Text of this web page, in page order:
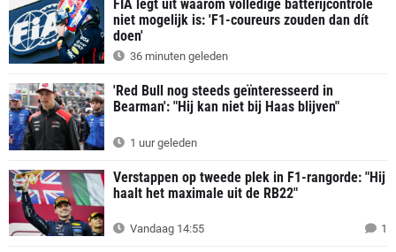
FIA legt uit waarom volledige batterijcontrole
niet mogelijk is: 'F1-coureurs zouden dan dít
doen'
36 minuten geleden
'Red Bull nog steeds geïnteresseerd in
Bearman': "Hij kan niet bij Haas blijven"
1 uur geleden
Verstappen op tweede plek in F1-rangorde: "Hij
haalt het maximale uit de RB22"
Vandaag 14:55 1